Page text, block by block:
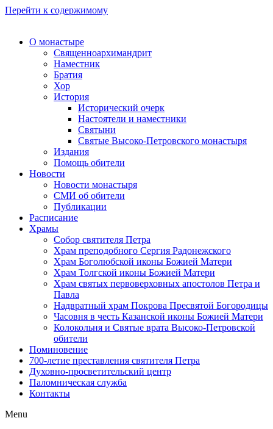
Перейти к содержимому
О монастыре
Священноархимандрит
Наместник
Братия
Хор
История
Исторический очерк
Настоятели и наместники
Святыни
Святые Высоко-Петровского монастыря
Издания
Помощь обители
Новости
Новости монастыря
СМИ об обители
Публикации
Расписание
Храмы
Собор святителя Петра
Храм преподобного Сергия Радонежского
Храм Боголюбской иконы Божией Матери
Храм Толгской иконы Божией Матери
Храм святых первоверховных апостолов Петра и
Павла
Надвратный храм Покрова Пресвятой Богородицы
Часовня в честь Казанской иконы Божией Матери
Колокольня и Святые врата Высоко-Петровской
обители
Поминовение
700-летие преставления святителя Петра
Духовно-просветительский центр
Паломническая служба
Контакты
Menu